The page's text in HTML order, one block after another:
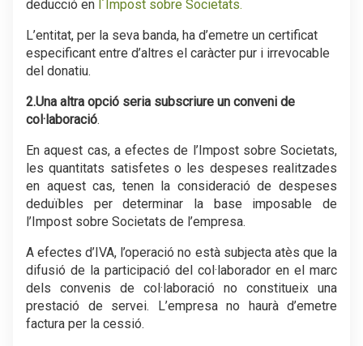
deducció en l´Impost sobre Societats.
L’entitat, per la seva banda, ha d’emetre un certificat
especificant entre d’altres el caràcter pur i irrevocable
del donatiu.
2.Una altra opció seria subscriure un conveni de
col·laboració.
En aquest cas, a efectes de l’Impost sobre Societats,
les quantitats satisfetes o les despeses realitzades
en aquest cas, tenen la consideració de despeses
deduïbles per determinar la base imposable de
l’Impost sobre Societats de l’empresa.
A efectes d’IVA, l’operació no està subjecta atès que la
difusió de la participació del col·laborador en el marc
dels convenis de col·laboració no constitueix una
prestació de servei. L’empresa no haurà d’emetre
factura per la cessió.